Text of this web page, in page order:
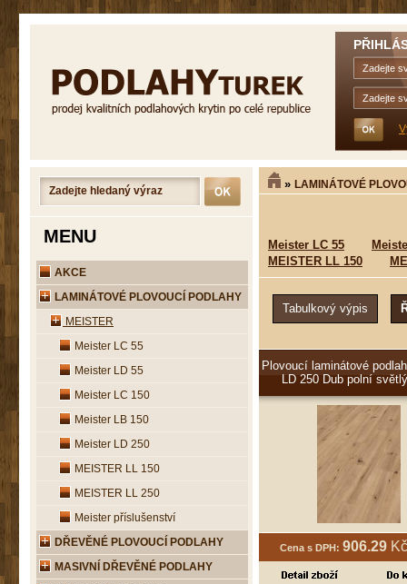
» LAMINÁTOVÉ
Meister LC 55
MEISTER LL 150
Plovoucí laminátové
LD 250 Dub polní
Cena s DPH: 906.29
MENU
AKCE
LAMINÁTOVÉ PLOVOUCÍ PODLAHY
MEISTER
Meister LC 55
Meister LD 55
Meister LC 150
Meister LB 150
Meister LD 250
MEISTER LL 150
MEISTER LL 250
Meister příslušenství
DŘEVĚNÉ PLOVOUCÍ PODLAHY
MASIVNÍ DŘEVĚNÉ PODLAHY